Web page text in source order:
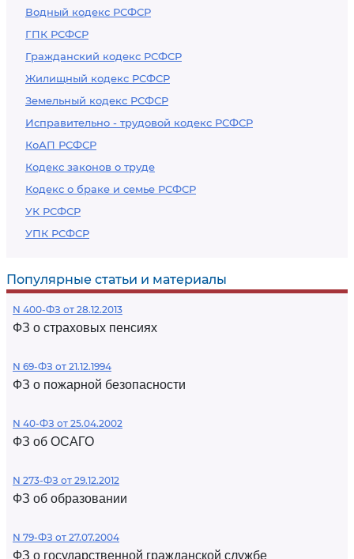
Водный кодекс РСФСР
ГПК РСФСР
Гражданский кодекс РСФСР
Жилищный кодекс РСФСР
Земельный кодекс РСФСР
Исправительно - трудовой кодекс РСФСР
КоАП РСФСР
Кодекс законов о труде
Кодекс о браке и семье РСФСР
УК РСФСР
УПК РСФСР
Популярные статьи и материалы
N 400-ФЗ от 28.12.2013
ФЗ о страховых пенсиях
N 69-ФЗ от 21.12.1994
ФЗ о пожарной безопасности
N 40-ФЗ от 25.04.2002
ФЗ об ОСАГО
N 273-ФЗ от 29.12.2012
ФЗ об образовании
N 79-ФЗ от 27.07.2004
ФЗ о государственной гражданской службе